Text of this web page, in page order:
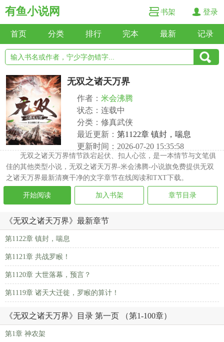
有鱼小说网 书架 登录
首页 分类 排行 完本 最新 记录
无双之诸天万界
作者： 米会沸腾
状态：连载中
分类：修真武侠
最近更新： 第1122章 镇封，喘息
更新时间：2026-07-20 15:35:58
无双之诸天万界情节跌宕起伏、扣人心弦，是一本情节与文笔俱
佳的其他类型小说，无双之诸天万界-米会沸腾-小说旗免费提供无双
之诸天万界最新清爽干净的文字章节在线阅读和TXT下载。
开始阅读 加入书架 章节目录
《无双之诸天万界》最新章节
第1122章 镇封，喘息
第1121章 共战罗睺！
第1120章 大世落幕，预言？
第1119章 诸天大迁徙，罗睺的算计！
《无双之诸天万界》目录 第一页 （第1-100章）
第1章 神农架